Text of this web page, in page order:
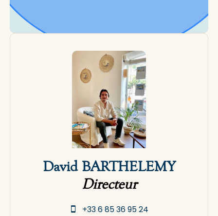
David BARTHELEMY
Directeur
+33 6 85 36 95 24